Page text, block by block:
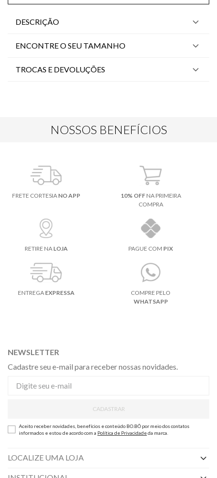
DESCRIÇÃO
ENCONTRE O SEU TAMANHO
TROCAS E DEVOLUÇÕES
NOSSOS BENEFÍCIOS
FRETE CORTESIA NO APP 10% OFFNA PRIMEIRA
COMPRA
RETIRE NA LOJA PAGUE COM PIX
ENTREGA EXPRESSA
COMPRE PELO
WHATSAPP
NEWSLETTER
Cadastre seu e-mail para receber nossas novidades.
CADASTRAR
Aceito receber novidades, benefícios e conteúdo BO.BÔ por meio dos contatos
informados e estou de acordo com a Política de Privacidadeda marca.
LOCALIZE UMA LOJA